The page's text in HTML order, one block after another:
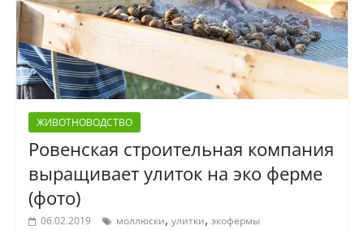
ЖИВОТНОВОДСТВО
Ровенская строительная компания
выращивает улиток на эко ферме
(фото)
06.02.2019 моллюски, улитки, экофермы